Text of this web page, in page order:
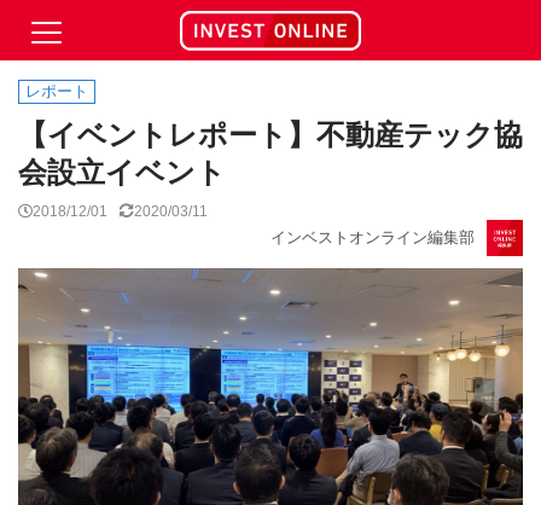
レポート
【イベントレポート】不動産テック協
会設立イベント
2018/12/01 2020/03/11
インベストオンライン編集部